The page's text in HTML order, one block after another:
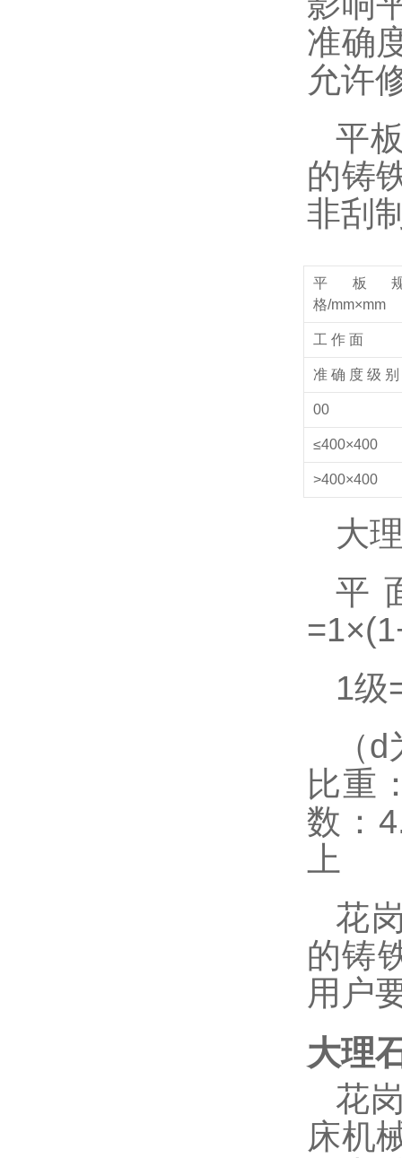
准确
允许
平
的铸
非刮
平板
格/mm×mm
工 作 面
准 确 度 级 别
00
≤400×400
>400×400
大
平
1级
（d
比重
数：
上
花
的铸
用户
大理
花
床机